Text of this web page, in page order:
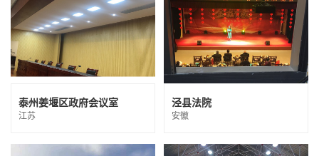
泰州姜堰区政府会议室
江苏
泾县法院
安徽